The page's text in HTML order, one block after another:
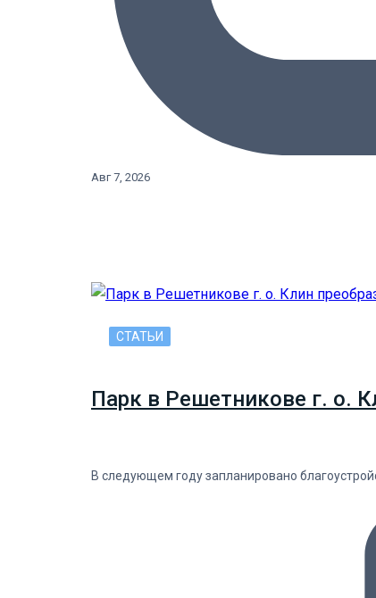
Авг 7, 2026
СТАТЬИ
Парк в Решетникове г. о.
В следующем году запланировано